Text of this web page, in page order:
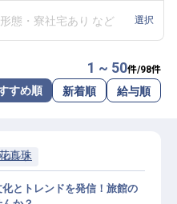
情報コラム
サポートに申し込む
態・寮社宅あり など 選択
1 ~ 50件/98件
すめ順 新着順 給与順
ロント
真珠
とトレンドを発信！旅館の